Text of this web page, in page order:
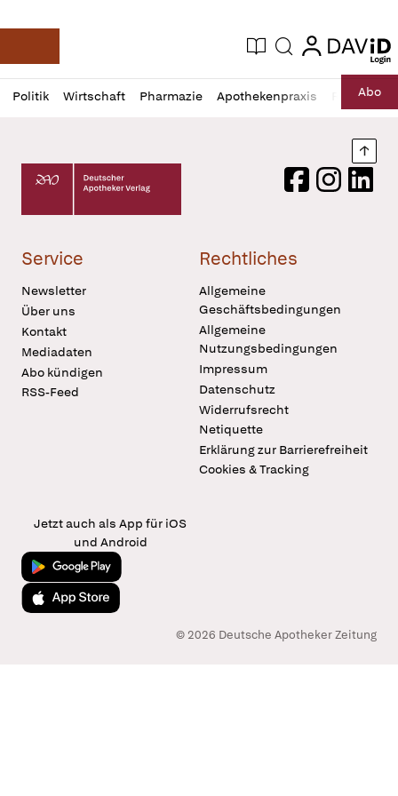
Deutsche Apotheker Zeitung
Aktuelle Ausgabe
Suche login
login
Politik Wirtschaft Pharmazie Apothekenpraxis RechtAbo
Profil
öffnen
Daz
Pur
Deutscher Apotheker Verlag Logo
FacebookInstagram
Service
Newsletter
Über uns
Kontakt
Mediadaten
Abo kündigen
RSS-Feed
Rechtliches
Allgemeine
Geschäftsbedingungen
Allgemeine
Nutzungsbedingungen
Impressum
Datenschutz
Widerrufsrecht
Netiquette
Erklärung zur Barrierefreiheit
Cookies & Tracking
Jetzt auch als App für iOS
und Android
Jetzt bei Google Play
Laden im App Store
© 2026 Deutsche Apotheker Zeitung